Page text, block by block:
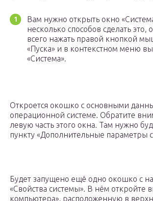
Вам нужно открыть окно
несколько способов сделать это,
всего нажать правой кнопкой
«Пуска» и в контекстном меню
«Система».
Откроется окошко с основными
операционной системе. Обратите
левую часть этого окна. Там нужно
пункту «Дополнительные параметры
Будет запущено ещё одно окошко с
«Свойства системы». В нём откройте
компьютера», расположенную в